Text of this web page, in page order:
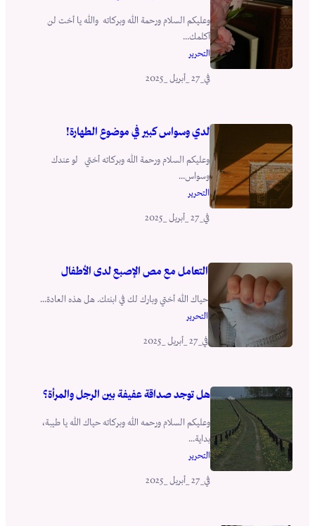
وعليكم السلام ورحمة الله وبركاته والله يا أخت لن
أكلمك...
التحرير
في_27 _أبريل _2025
لدي وسواس كبير في موضوع الطهارة!
وعليكم السلام ورحمة الله وبركاته أختي لو عندك
وسواس...
التحرير
في_27 _أبريل _2025
التعامل مع مص الإصبع لدى الأطفال
حياك الله أختي وبارك لك في ابنتك. هل هذه العادة...
التحرير
في
هل توجد صداقة عفيفة بين الرجل والمرأة؟
وعليكم السلام ورحمه الله وبركاته حياك الله يا طيبة،
بداية...
التحرير
في